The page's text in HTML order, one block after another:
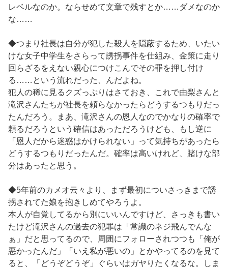
レベルなのか。ならせめて文章で残すとか……ダメなのか
な……
◆つまり社長は自分が犯した殺人を隠蔽するため、いたい
けな女子中学生をさらって誘拐事件を仕組み、金策に走り
回らざるをえない親心につけこんでその罪を押し付け
る……という流れだった、んだよね。
犯人の稀に見るクズっぷりはさておき、これで由梨さんと
滝沢さんたちが社長を頼らなかったらどうするつもりだっ
たんだろう。まあ、滝沢さんの恩人なのでかなりの確率で
頼るだろうという確信はあっただろうけども、もし逆に
「恩人だから迷惑はかけられない」って気持ちがあったら
どうするつもりだったんだ。確率は高いけれど、賭けな部
分はあったと思う。
◆5年前のカメオ云々より、まず最初についさっきまで誘
拐されてた娘を抱きしめてやろうよ。
本人が自覚してるから別にいいんですけど、さっきも書い
たけど滝沢さんの過去の犯罪は「常識のネジ飛んでんな
ぁ」だと思ってるので、周囲にフォローされつつも「俺が
悪かったんだ」「いえ私が悪いの」とかやってるのを見て
ると、「どうぞどうぞ」ぐらいはガヤりたくなるな。しま